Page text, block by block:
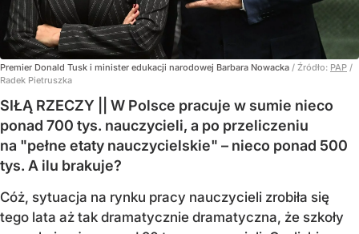
Premier Donald Tusk i minister edukacji narodowej Barbara Nowacka / Źródło: PAP /
Radek Pietruszka
SIŁĄ RZECZY || W Polsce pracuje w sumie nieco
ponad 700 tys. nauczycieli, a po przeliczeniu
na "pełne etaty nauczycielskie" – nieco ponad 500
tys. A ilu brakuje?
Cóż, sytuacja na rynku pracy nauczycieli zrobiła się
tego lata aż tak dramatycznie dramatyczna, że szkoły